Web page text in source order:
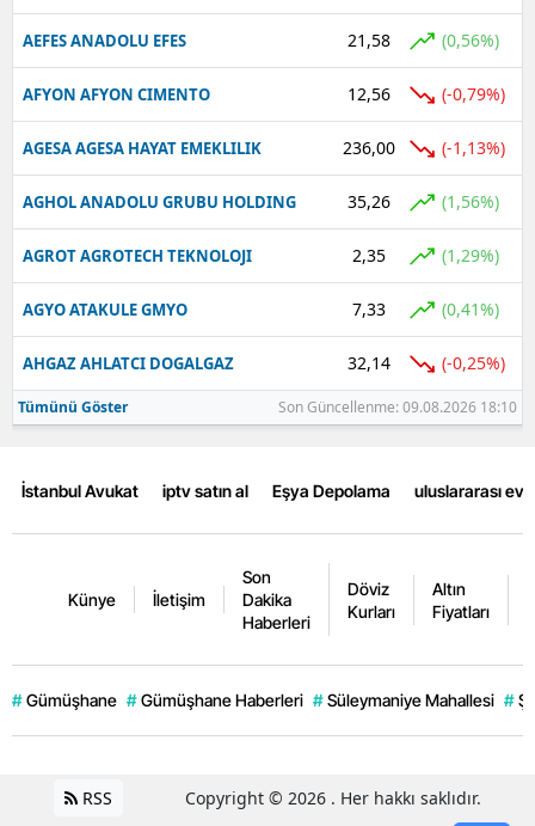
AEFES ANADOLU EFES 21,58 (0,56%)
AFYON AFYON CIMENTO 12,56 (-0,79%)
AGESA AGESA HAYAT EMEKLILIK 236,00 (-1,13%)
AGHOL ANADOLU GRUBU HOLDING 35,26 (1,56%)
AGROT AGROTECH TEKNOLOJI 2,35 (1,29%)
AGYO ATAKULE GMYO 7,33 (0,41%)
AHGAZ AHLATCI DOGALGAZ 32,14 (-0,25%)
Tümünü Göster Son Güncellenme: 09.08.2026 18:10
İstanbul Avukat iptv satın al Eşya Depolama uluslararası
Künye İletişim
Son
Dakika
Haberleri
Döviz
Kurları
Altın
Fiyatları
# Gümüşhane # Gümüşhane Haberleri # Süleymaniye Mahallesi #
RSS Copyright © 2026 . Her hakkı saklıdır.